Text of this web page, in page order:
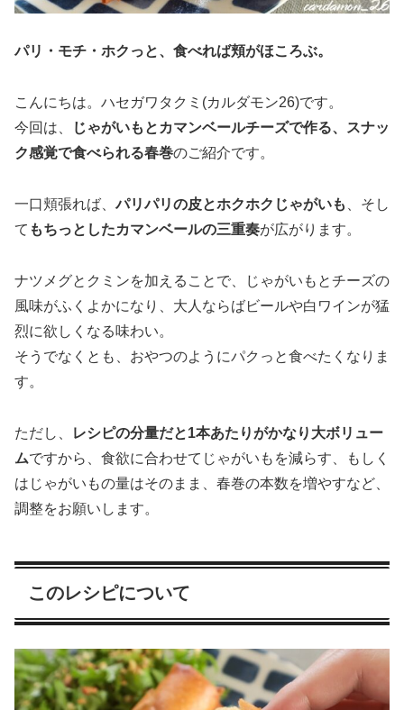
パリ・モチ・ホクっと、食べれば頬がほころぶ。
こんにちは。ハセガワタクミ(カルダモン26)です。
今回は、
じゃがいもとカマンベールチーズで作る、スナッ
ク感覚で食べられる春巻のご紹介です。
一口頬張れば、パリパリの皮とホクホクじゃがいも
、そし
て もちっとしたカマンベールの三重奏が広がります。
ナツメグとクミンを加えることで、じゃがいもとチーズの
風味がふくよかになり、大人ならばビールや白ワインが猛
烈に欲しくなる味わい。
そうでなくとも、おやつのようにパクっと食べたくなりま
す。
ただし、
レシピの分量だと1本あたりがかなり大ボリュー
ムですから、食欲に合わせてじゃがいもを減らす、もしく
はじゃがいもの量はそのまま、春巻の本数を増やすなど、
調整をお願いします。
このレシピについて